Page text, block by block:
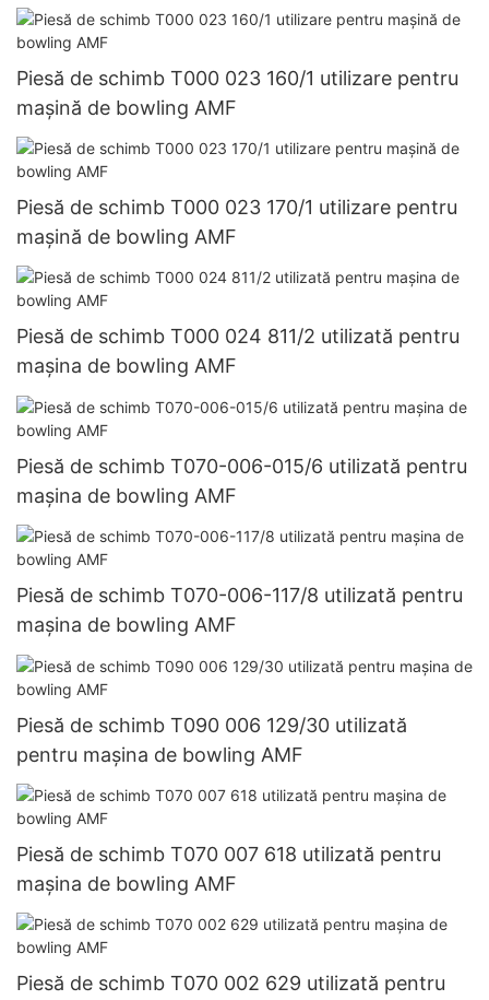
Piesă de schimb T000 023 160/1 utilizare pentru
mașină de bowling AMF
Piesă de schimb T000 023 170/1 utilizare pentru
mașină de bowling AMF
Piesă de schimb T000 024 811/2 utilizată pentru
mașina de bowling AMF
Piesă de schimb T070-006-015/6 utilizată pentru
mașina de bowling AMF
Piesă de schimb T070-006-117/8 utilizată pentru
mașina de bowling AMF
Piesă de schimb T090 006 129/30 utilizată
pentru mașina de bowling AMF
Piesă de schimb T070 007 618 utilizată pentru
mașina de bowling AMF
Piesă de schimb T070 002 629 utilizată pentru